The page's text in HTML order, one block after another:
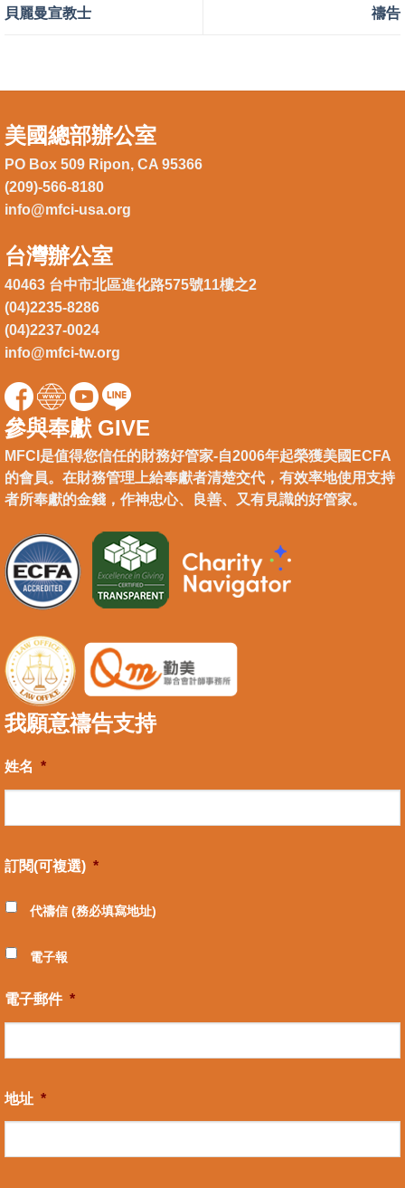
貝麗曼宣教士
禱告
美國總部辦公室
PO Box 509 Ripon, CA 95366
(209)-566-8180
info@mfci-usa.org
台灣辦公室
40463 台中市北區進化路575號11樓之2
(04)2235-8286
(04)2237-0024
info@mfci-tw.org
參與奉獻 GIVE
MFCI是值得您信任的財務好管家-自2006年起榮獲美國ECFA
的會員。在財務管理上給奉獻者清楚交代，有效率地使用支持
者所奉獻的金錢，作神忠心、良善、又有見識的好管家。
我願意禱告支持
姓名 *
訂閱(可複選) *
代禱信 (務必填寫地址)
電子報
電子郵件 *
地址 *